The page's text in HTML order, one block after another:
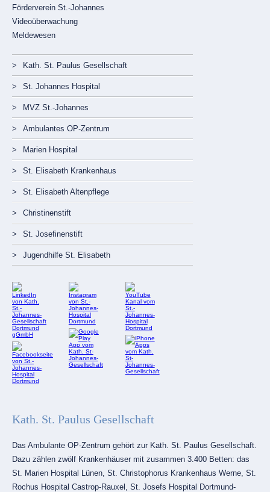
Förderverein St.-Johannes
Videoüberwachung
Meldewesen
Navigation
überspringen
Kath. St. Paulus Gesellschaft
St. Johannes Hospital
MVZ St.-Johannes
Ambulantes OP-Zentrum
Marien Hospital
St. Elisabeth Krankenhaus
St. Elisabeth Altenpflege
Christinenstift
St. Josefinenstift
Jugendhilfe St. Elisabeth
Kath. St. Paulus Gesellschaft
Das Ambulante OP-Zentrum gehört zur Kath. St. Paulus Gesellschaft.
Dazu zählen zwölf Krankenhäuser mit zusammen 3.400 Betten: das
St. Marien Hospital Lünen, St. Christophorus Krankenhaus Werne, St.
Rochus Hospital Castrop-Rauxel, St. Josefs Hospital Dortmund-